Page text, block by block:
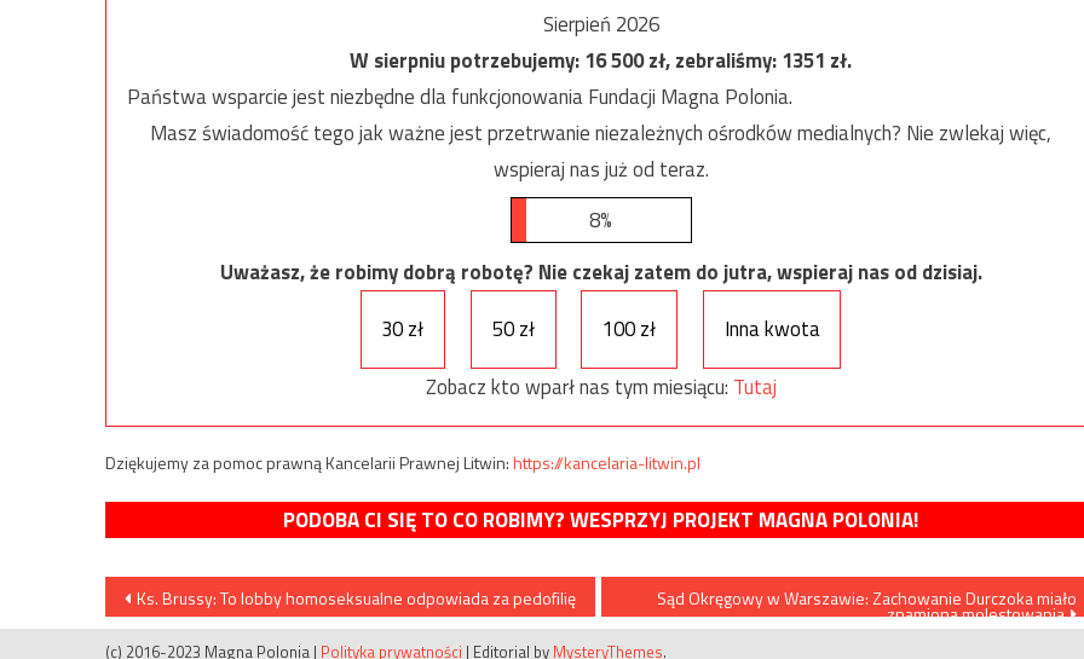
Sierpień 2026
W sierpniu potrzebujemy:16 500zł, zebraliśmy:1351 zł.
Państwa wsparcie jest niezbędne dla funkcjonowania Fundacji Magna Polonia.
Masz świadomość tego jak ważne jest przetrwanie niezależnych ośrodków medialnych? Nie zwlekaj więc,
wspieraj nas już od teraz.
8%
Uważasz, że robimy dobrą robotę? Nie czekaj zatem do jutra, wspieraj nas od dzisiaj.
30 zł
50 zł 100 zł
Inna kwota
Zobacz kto wparł nas tym miesiącu: Tutaj
Dziękujemy za pomoc prawną Kancelarii Prawnej Litwin:https://kancelaria-litwin.pl
PODOBA CI SIĘ TO CO ROBIMY? WESPRZYJ PROJEKT MAGNA POLONIA!
Nawigacja
wpisu
Ks. Brussy: To lobby homoseksualne odpowiada za pedofilię Sąd Okręgowy w Warszawie: Zachowanie Durczoka miało
znamiona molestowania
(c) 2016-2023 Magna Polonia | Polityka prywatności | Editorial by MysteryThemes.